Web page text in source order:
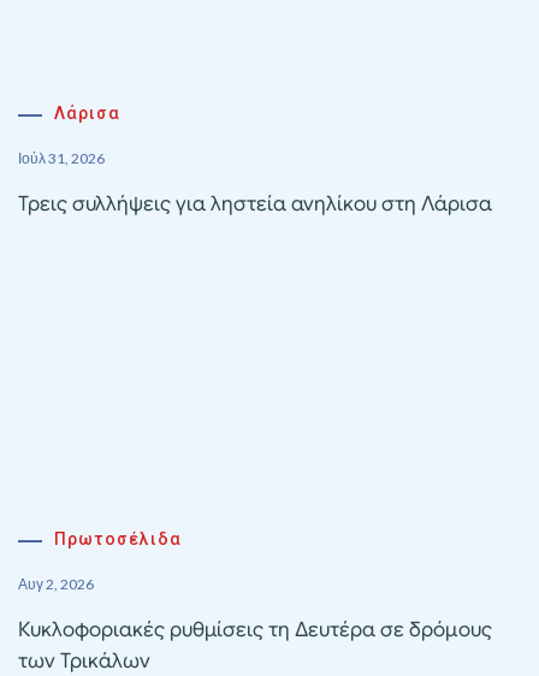
Λάρισα
Ιούλ 31, 2026
Τρεις συλλήψεις για ληστεία ανηλίκου στη Λάρισα
Πρωτοσέλιδα
Αυγ 2, 2026
Κυκλοφοριακές ρυθμίσεις τη Δευτέρα σε δρόμους
των Τρικάλων